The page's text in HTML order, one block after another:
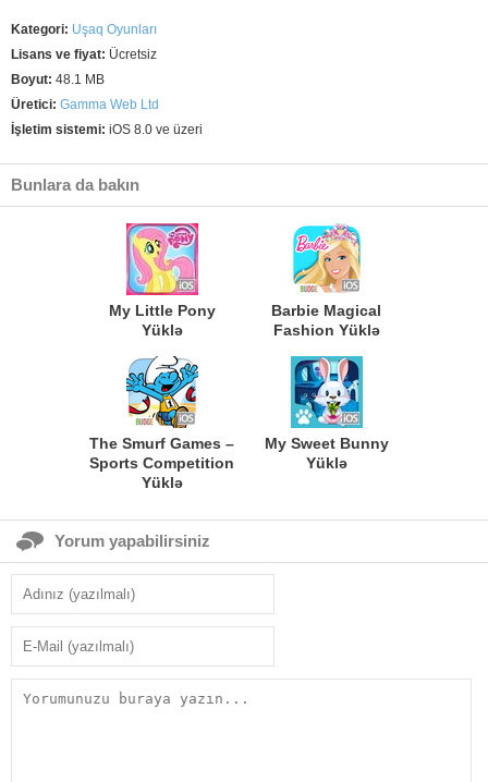
Kategori: Uşaq Oyunları
Lisans ve fiyat: Ücretsiz
Boyut: 48.1 MB
Üretici: Gamma Web Ltd
İşletim sistemi: iOS 8.0 ve üzeri
Bunlara da bakın
My Little Pony
Yüklə
Barbie Magical
Fashion Yüklə
The Smurf Games –
Sports Competition
Yüklə
My Sweet Bunny
Yüklə
Yorum yapabilirsiniz